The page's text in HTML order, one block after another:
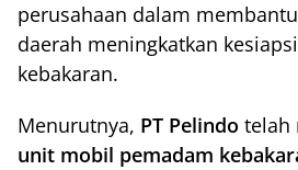
perusahaan dalam
daerah meningkatkan
kebakaran.
Menurutnya, PT Pelindo telah
unit mobil pemadam